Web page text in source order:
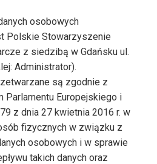
osobowych
Polskie Stowarzyszenie
z siedzibą w Gdańsku ul.
Administrator).
są zgodnie z
Parlamentu Europejskiego i
z dnia 27 kwietnia 2016 r. w
fizycznych w związku z
osobowych i w sprawie
takich danych oraz